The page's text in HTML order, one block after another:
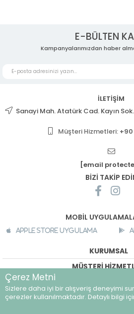
E-BÜLTEN
Kampanyalarımızdan haber
İLETİŞİM
Sanayi Mah. Atatürk Cad. Kayın
Müşteri Hizmetleri: +90
[email
BİZİ TAKİP
MOBİL
Apple Store Uygulama
KURUMSAL
MÜŞTERİ
©breeze.com.tr - Tüm
Çerez Metni
Sizlere daha iyi bir alışveriş deneyimi
çerezler kullanılmaktadır. Detaylı bilgi